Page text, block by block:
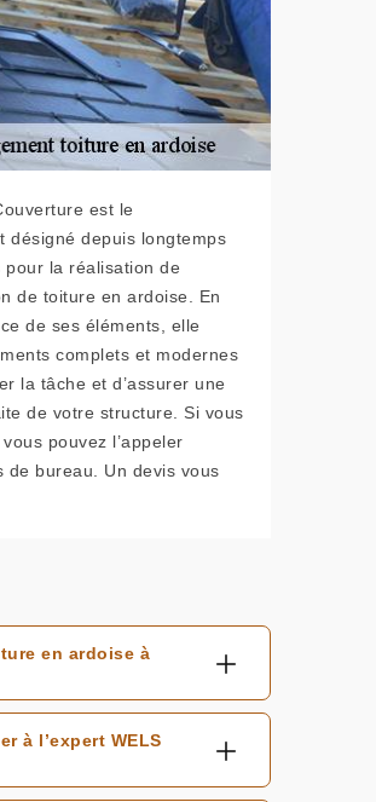
est le
désigné depuis longtemps
la réalisation de
de toiture en ardoise. En
de ses éléments, elle
complets et modernes
la tâche et d’assurer une
de votre structure. Si vous
pouvez l’appeler
de bureau. Un devis vous
en ardoise à
à l’expert WELS